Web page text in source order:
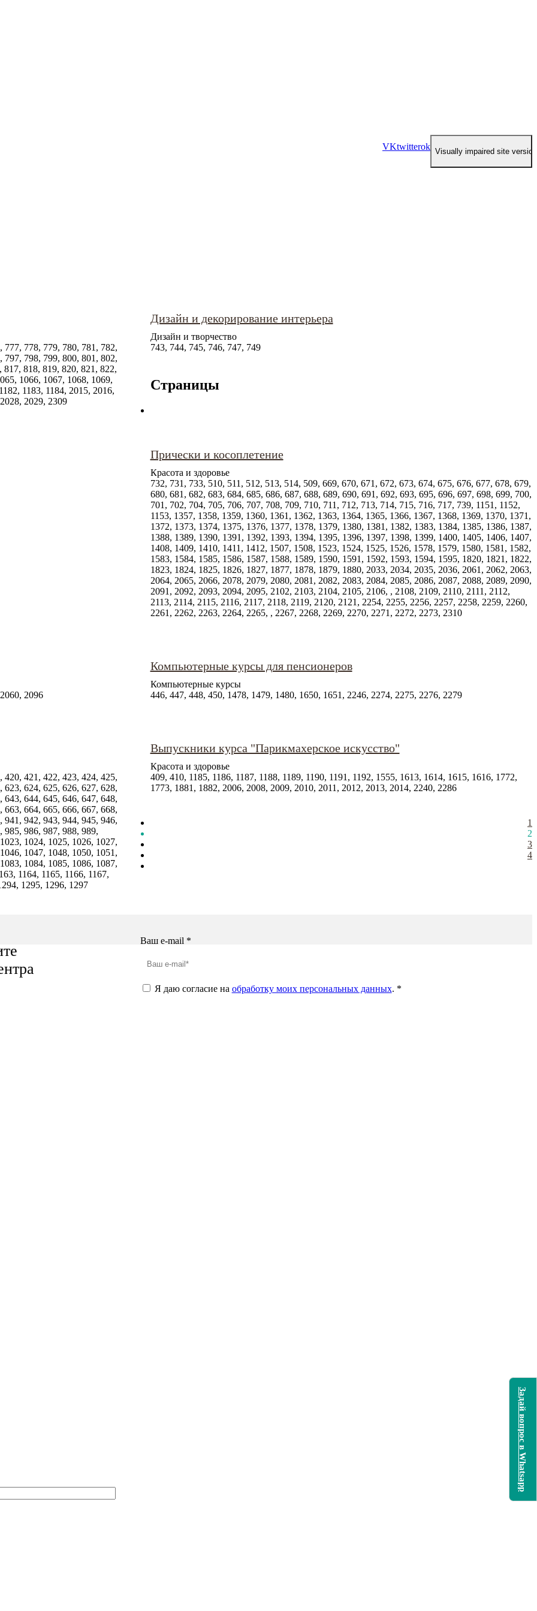
VKtwitterok
777, 778, 779, 780, 781, 782,
797, 798, 799, 800, 801, 802,
818, 819, 820, 821, 822,
1066, 1067, 1068, 1069,
1183, 1184, 2015, 2016,
2029, 2309
Дизайн и декорирование интерьера
Дизайн и творчество
743, 744, 745, 746, 747, 749
Прически и косоплетение
Красота и здоровье
732, 731, 733, 510, 511, 512, 513, 514, 509, 669, 670, 671, 672, 673, 674, 675, 676, 677, 678, 679,
680, 681, 682, 683, 684, 685, 686, 687, 688, 689, 690, 691, 692, 693, 695, 696, 697, 698, 699, 700,
701, 702, 704, 705, 706, 707, 708, 709, 710, 711, 712, 713, 714, 715, 716, 717, 739, 1151, 1152,
1153, 1357, 1358, 1359, 1360, 1361, 1362, 1363, 1364, 1365, 1366, 1367, 1368, 1369, 1370, 1371,
1372, 1373, 1374, 1375, 1376, 1377, 1378, 1379, 1380, 1381, 1382, 1383, 1384, 1385, 1386, 1387,
1388, 1389, 1390, 1391, 1392, 1393, 1394, 1395, 1396, 1397, 1398, 1399, 1400, 1405, 1406, 1407,
1408, 1409, 1410, 1411, 1412, 1507, 1508, 1523, 1524, 1525, 1526, 1578, 1579, 1580, 1581, 1582,
1583, 1584, 1585, 1586, 1587, 1588, 1589, 1590, 1591, 1592, 1593, 1594, 1595, 1820, 1821, 1822,
1823, 1824, 1825, 1826, 1827, 1877, 1878, 1879, 1880, 2033, 2034, 2035, 2036, 2061, 2062, 2063,
2064, 2065, 2066, 2078, 2079, 2080, 2081, 2082, 2083, 2084, 2085, 2086, 2087, 2088, 2089, 2090,
2091, 2092, 2093, 2094, 2095, 2102, 2103, 2104, 2105, 2106, , 2108, 2109, 2110, 2111, 2112,
2113, 2114, 2115, 2116, 2117, 2118, 2119, 2120, 2121, 2254, 2255, 2256, 2257, 2258, 2259, 2260,
2261, 2262, 2263, 2264, 2265, , 2267, 2268, 2269, 2270, 2271, 2272, 2273, 2310
2096
Компьютерные курсы для пенсионеров
Компьютерные курсы
446, 447, 448, 450, 1478, 1479, 1480, 1650, 1651, 2246, 2274, 2275, 2276, 2279
420, 421, 422, 423, 424, 425,
623, 624, 625, 626, 627, 628,
643, 644, 645, 646, 647, 648,
663, 664, 665, 666, 667, 668,
941, 942, 943, 944, 945, 946,
985, 986, 987, 988, 989,
1024, 1025, 1026, 1027,
1047, 1048, 1050, 1051,
1084, 1085, 1086, 1087,
1164, 1165, 1166, 1167,
1295, 1296, 1297
Выпускники курса "Парикмахерское искусство"
Красота и здоровье
409, 410, 1185, 1186, 1187, 1188, 1189, 1190, 1191, 1192, 1555, 1613, 1614, 1615, 1616, 1772,
1773, 1881, 1882, 2006, 2008, 2009, 2010, 2011, 2012, 2013, 2014, 2240, 2286
Страницы
1
2
3
4
Ваш e-mail *
Я даю согласие на обработку моих персональных данных. *
Задай вопрос в Whatsapp